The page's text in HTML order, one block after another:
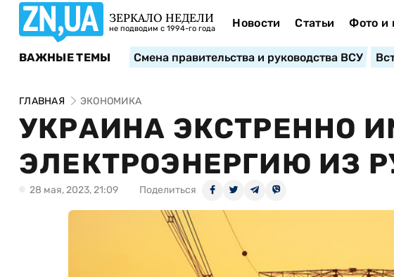
ЗЕРКАЛО НЕДЕЛИ
не подводим с 1994-го года Новости Статьи Фото и
ВАЖНЫЕ ТЕМЫ Смена правительства и руководства ВСУ
ГЛАВНАЯ ЭКОНОМИКА
УКРАИНА ЭКСТРЕННО
ЭЛЕКТРОЭНЕРГИЮ ИЗ
28 мая, 2023, 21:09 Поделиться